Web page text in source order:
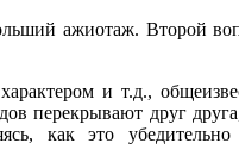
ажиотаж. Второй
и т.д.,
перекрывают друг
как это убедительно